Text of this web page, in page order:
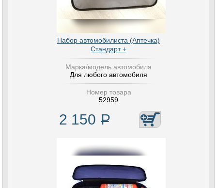
Набор автомобилиста (Аптечка)
Стандарт +
Марка/модель автомобиля
Для любого автомобиля
Номер товара
52959
2 150 Р